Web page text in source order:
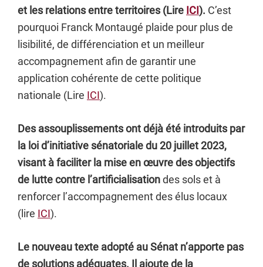
et les relations entre territoires (Lire ICI). C’est
pourquoi Franck Montaugé plaide pour plus de
lisibilité, de différenciation et un meilleur
accompagnement afin de garantir une
application cohérente de cette politique
nationale (Lire ICI).
Des assouplissements ont déjà été introduits par
la loi d’initiative sénatoriale du 20 juillet 2023,
visant à faciliter la mise en œuvre des objectifs
de lutte contre l’artificialisationdes sols et à
renforcer l’accompagnement des élus locaux
(lire ICI).
Le nouveau texte adopté au Sénat n’apporte pas
de solutions adéquates. Il ajoute de la